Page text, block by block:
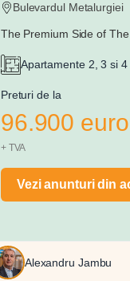
Bulevardul Metalurgiei
The Premium Side of
Apartamente 2, 3 si
Preturi de la
96.900 euro
+ TVA
Vezi anunturi din
Alexandru Jambu